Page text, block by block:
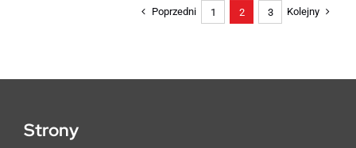
Poprzedni 1 2 3 Kolejny
Strony